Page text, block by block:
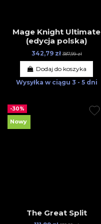
Mage Knight Ultimate
(edycja polska)
342,79 zł387,99 zł
Dodaj do koszyka
Wysyłka w ciągu 3 - 5 dni
-30%
Nowy
The Great Split